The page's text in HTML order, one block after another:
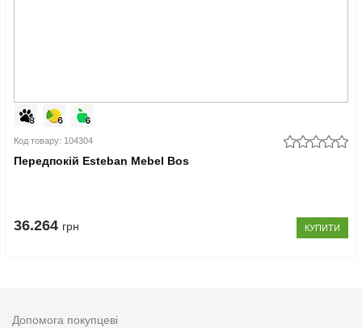
Код товару: 104304
Передпокій Esteban Mebel Bos
36.264 грн КУПИТИ
Допомога покупцеві